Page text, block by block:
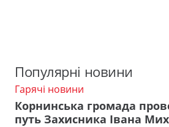
Популярні новини
Гарячі новини
Корнинська громада
путь Захисника Івана